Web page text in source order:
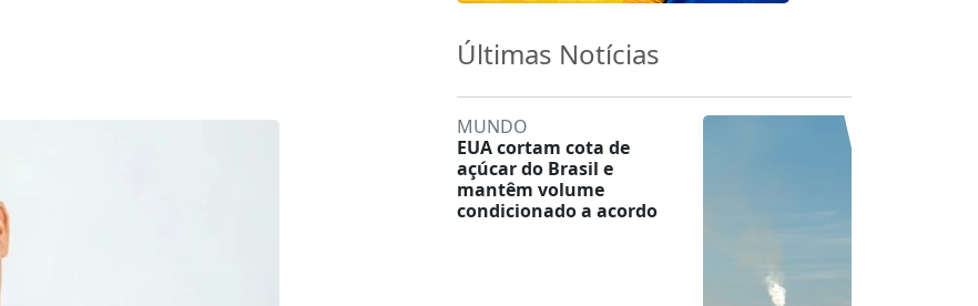
Últimas Notícias
MUNDO
EUA cortam cota de
açúcar do Brasil e
mantêm volume
condicionado a acordo